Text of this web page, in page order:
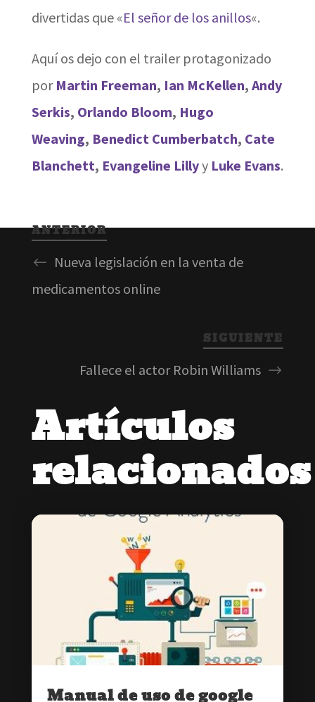
divertidas que «El señor de los anillos«.
Aquí os dejo con el trailer protagonizado
por Martin Freeman, Ian McKellen, Andy
Serkis, Orlando Bloom, Hugo
Weaving, Benedict Cumberbatch, Cate
Blanchett, Evangeline Lillyy Luke Evans.
ANTERIOR
Nueva legislación en la venta de
medicamentos online
SIGUIENTE
Fallece el actor Robin Williams
Artículos
relacionados
Manual de uso de google